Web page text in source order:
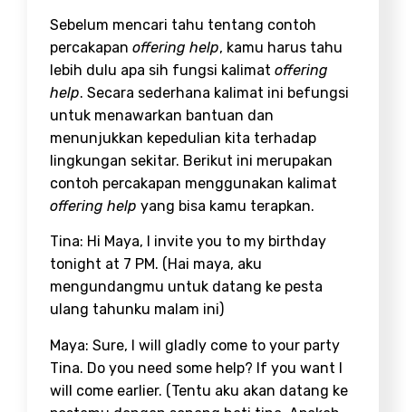
Sebelum mencari tahu tentang contoh
percakapan offering help, kamu harus tahu
lebih dulu apa sih fungsi kalimat offering
help. Secara sederhana kalimat ini befungsi
untuk menawarkan bantuan dan
menunjukkan kepedulian kita terhadap
lingkungan sekitar. Berikut ini merupakan
contoh percakapan menggunakan kalimat
offering help yang bisa kamu terapkan.
Tina: Hi Maya, I invite you to my birthday
tonight at 7 PM. (Hai maya, aku
mengundangmu untuk datang ke pesta
ulang tahunku malam ini)
Maya: Sure, I will gladly come to your party
Tina. Do you need some help? If you want I
will come earlier. (Tentu aku akan datang ke